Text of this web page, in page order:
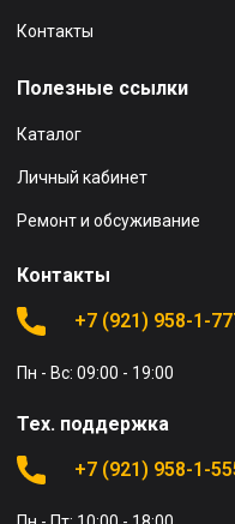
Контакты
Полезные ссылки
Каталог
Личный кабинет
Ремонт и обсуживание
Контакты
+7 (921) 958-1-
Пн - Вс: 09:00 - 19:00
Тех. поддержка
+7 (921) 958-1-